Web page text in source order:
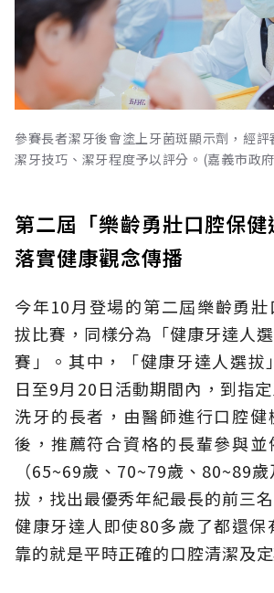
參賽長者潔牙後會塗上牙菌斑顯示劑，經
潔牙技巧、潔牙程度予以評分。(嘉義市政
第二屆「樂齡勇壯口腔保健
落實健康觀念傳播
今年10月登場的第二屆樂齡勇
拔比賽，同樣分為「健康牙達人
賽」。其中，「健康牙達人選拔
日至9月20日活動期間內，到指
洗牙的長者，由醫師進行口腔健
後，推薦符合資格的長輩參與並
（65~69歲、70~79歲、80~89
拔，找出最優秀年紀最長的前三
健康牙達人即使80多歲了都還保
靠的就是平時正確的口腔清潔及